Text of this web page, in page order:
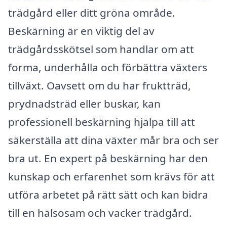
trädgård eller ditt gröna område.
Beskärning är en viktig del av
trädgårdsskötsel som handlar om att
forma, underhålla och förbättra växters
tillväxt. Oavsett om du har fruktträd,
prydnadsträd eller buskar, kan
professionell beskärning hjälpa till att
säkerställa att dina växter mår bra och ser
bra ut. En expert på beskärning har den
kunskap och erfarenhet som krävs för att
utföra arbetet på rätt sätt och kan bidra
till en hälsosam och vacker trädgård.